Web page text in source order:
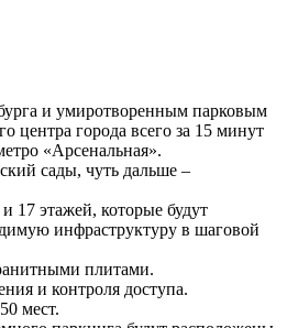
и умиротворенным парковым
центра города всего за 15 минут
«Арсенальная».
сады, чуть дальше –
17 этажей, которые будут
инфраструктуру в шаговой
плитами.
и контроля доступа.
мест.